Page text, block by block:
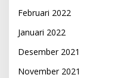
Februari 2022
Januari 2022
Desember 2021
November 2021